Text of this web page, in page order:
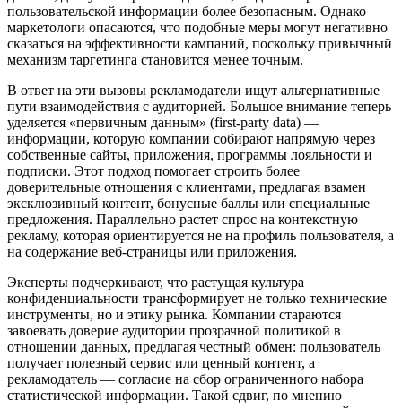
пользовательской информации более безопасным. Однако
маркетологи опасаются, что подобные меры могут негативно
сказаться на эффективности кампаний, поскольку привычный
механизм таргетинга становится менее точным.
В ответ на эти вызовы рекламодатели ищут альтернативные
пути взаимодействия с аудиторией. Большое внимание теперь
уделяется «первичным данным» (first-party data) —
информации, которую компании собирают напрямую через
собственные сайты, приложения, программы лояльности и
подписки. Этот подход помогает строить более
доверительные отношения с клиентами, предлагая взамен
эксклюзивный контент, бонусные баллы или специальные
предложения. Параллельно растет спрос на контекстную
рекламу, которая ориентируется не на профиль пользователя, а
на содержание веб-страницы или приложения.
Эксперты подчеркивают, что растущая культура
конфиденциальности трансформирует не только технические
инструменты, но и этику рынка. Компании стараются
завоевать доверие аудитории прозрачной политикой в
отношении данных, предлагая честный обмен: пользователь
получает полезный сервис или ценный контент, а
рекламодатель — согласие на сбор ограниченного набора
статистической информации. Такой сдвиг, по мнению